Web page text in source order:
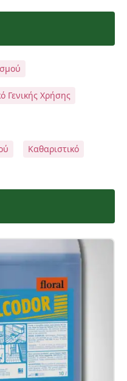
Γενικής Χρήσης
Καθαριστικό